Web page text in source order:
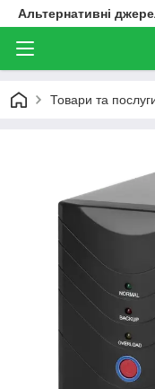
Альтернативні
Товари та